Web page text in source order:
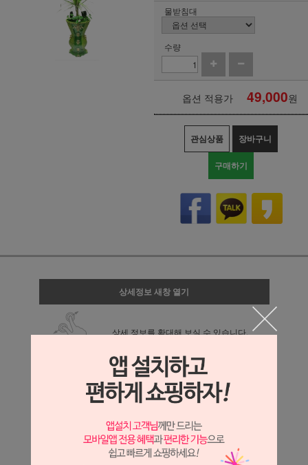
물받침대
수량
옵션 적용가 49,000원
관심상품 장바구니
구매하기
상세정보 새창 열기
상세 정보를 확대해 보실 수 있습니다.